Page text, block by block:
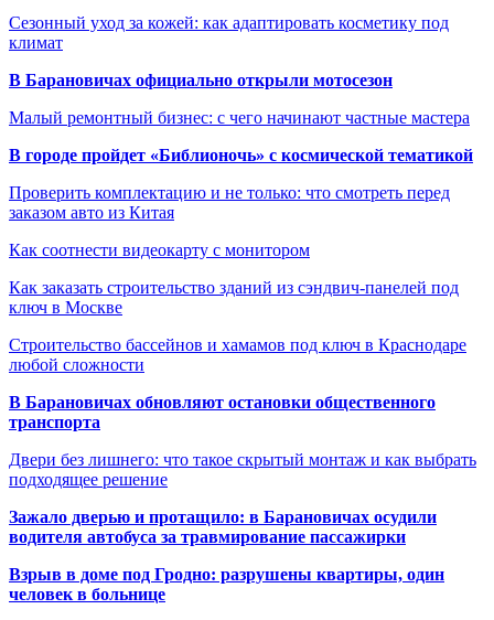
Сезонный уход за кожей: как адаптировать косметику под
климат
В Барановичах официально открыли мотосезон
Малый ремонтный бизнес: с чего начинают частные мастера
В городе пройдет «Библионочь» с космической тематикой
Проверить комплектацию и не только: что смотреть перед
заказом авто из Китая
Как соотнести видеокарту с монитором
Как заказать строительство зданий из сэндвич-панелей под
ключ в Москве
Строительство бассейнов и хамамов под ключ в Краснодаре
любой сложности
В Барановичах обновляют остановки общественного
транспорта
Двери без лишнего: что такое скрытый монтаж и как выбрать
подходящее решение
Зажало дверью и протащило: в Барановичах осудили
водителя автобуса за травмирование пассажирки
Взрыв в доме под Гродно: разрушены квартиры, один
человек в больнице